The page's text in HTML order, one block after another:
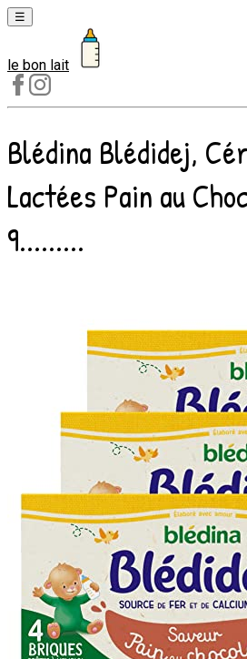
☰
Laits
1er
âge
Laits
2e
âge
de
le bon lait
Blédina Blédidej,
Lactées Pain au
9.........